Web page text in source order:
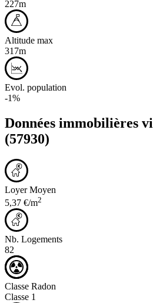
227m
Altitude max
317m
Evol. population
-1%
Données immobilières
(57930)
Loyer Moyen
5,37 €/m2
Nb. Logements
82
Classe Radon
Classe 1